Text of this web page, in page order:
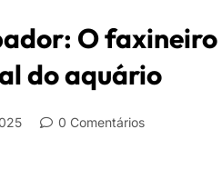
O faxineiro
do aquário
0 Comentários